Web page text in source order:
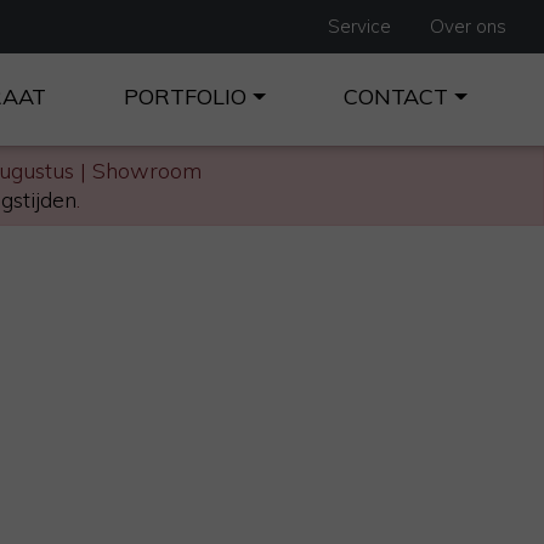
| Showroom
.
Service Over ons
PORTFOLIO CONTACT